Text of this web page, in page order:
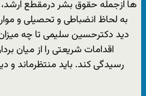
ها ازجمله حقوق بشر درمقطع
به لحاظ انضباطی و تحصیلی و
دید دکترحسین سلیمی تا چه
اقدامات شریعتی را از میان
رسیدگی کند. باید منتظرماند و